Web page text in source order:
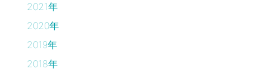
2021年
2020年
2019年
2018年